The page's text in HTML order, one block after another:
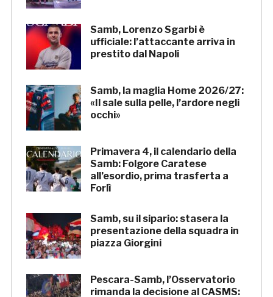
Samb, Lorenzo Sgarbi è
ufficiale: l’attaccante arriva in
prestito dal Napoli
Samb, la maglia Home 2026/27:
«Il sale sulla pelle, l’ardore negli
occhi»
Primavera 4, il calendario della
Samb: Folgore Caratese
all’esordio, prima trasferta a
Forlì
Samb, su il sipario: stasera la
presentazione della squadra in
piazza Giorgini
Pescara-Samb, l’Osservatorio
rimanda la decisione al CASMS: